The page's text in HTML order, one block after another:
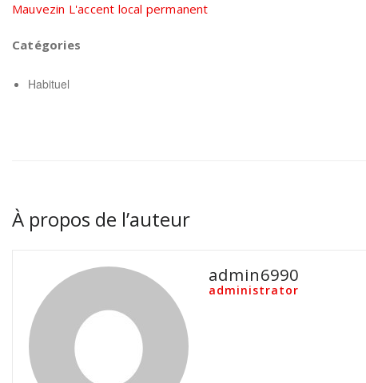
Mauvezin L'accent local permanent
Catégories
Habituel
À propos de l’auteur
admin6990
administrator